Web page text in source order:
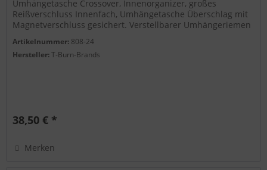
Umhängetasche Crossover, Innenorganizer, großes
Reißverschluss Innenfach, Umhängetasche Überschlag mit
Magnetverschluss gesichert. Verstellbarer Umhängeriemen
Artikelnummer: 808-24
Hersteller:T-Burn-Brands
38,50 € *
Merken